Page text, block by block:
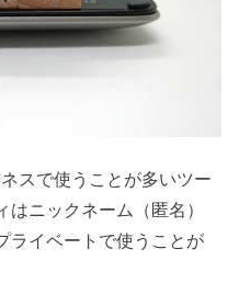
スで使うことが多いツー
ニックネーム（匿名）
ライベートで使うことが